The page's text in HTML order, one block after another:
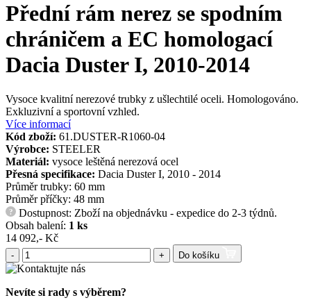
Přední rám nerez se spodním
chráničem a EC homologací
Dacia Duster I, 2010-2014
Vysoce kvalitní nerezové trubky z ušlechtilé oceli. Homologováno.
Exkluzivní a sportovní vzhled.
Více informací
Kód zboží: 61.DUSTER-R1060-04
Výrobce: STEELER
Materiál: vysoce leštěná nerezová ocel
Přesná specifikace: Dacia Duster I, 2010 - 2014
Průměr trubky: 60 mm
Průměr příčky: 48 mm
?
Dostupnost: Zboží na objednávku - expedice do 2-3 týdnů.
Obsah balení: 1 ks
14 092,- Kč
- + Do košíku
Nevíte si rady s výběrem?